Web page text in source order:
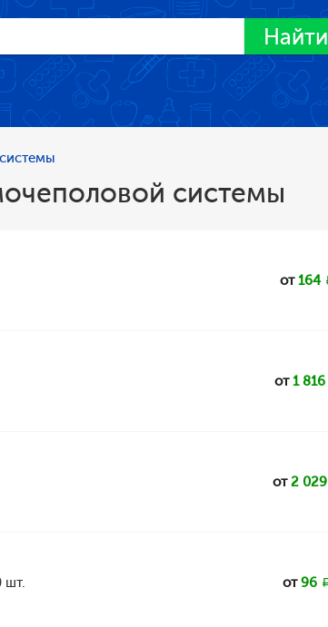
Найти
системы
от164
от1 816
от2 029
шт. от96